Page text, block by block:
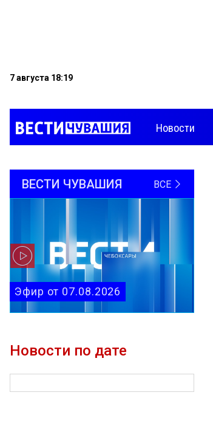
7 августа 18:19
Новости
ВЕСТИ ЧУВАШИЯ ВСЕ
Эфир от 07.08.2026
Новости по дате